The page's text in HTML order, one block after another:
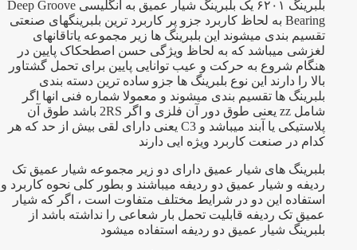
بلبرینگ ۶۲۰۱ یک بلبرینگ شیار عمیق به انگلیسی Deep Groove
Bearing به لحاظ کاربرد جزو پر کاربرد ترین بلبرینگهای صنعتی
تقسیم بندی میشوند این بلبرینگ ها زیر مجموعه یاتاقانهای
لغزشی میباشد که به لحاظ ویژگی حسن اصطحکاک پایین در
هنگام شروع به حرکت و عیب توانایی پایین برای تحمل گشتاور
بالا را دارند این نوع بلبرینگ ها جزو ساده ترین دسته بندی
بلبرینگ ها تقسیم بندی میشوند و معمولا شماره فنی انها اگر
شامل zz یعنی طوق دور آن فلزی و اگر 2RS باشد طوق آن
پلاستیکی یا آبند میباشد و C3 یعنی دارای لقی بیش از حد که هر
کدام در صنعت کاربرد ویژه ایی دارند
بلبرینگ های شیار عمیق دارای دو زیر مجموعه شیار عمیق تک
ردیفه و شیار عمیق دو ردیفه میباشند و بطور کلی نحوه کاربرد و
استفاده این دو در شرایط مختلف متفاوت است ، اگر که شیار
عمیق تک ردیفه قابلیت تحمل بار شعاعی را نداشته باشد از
بلبرینگ شیار عمیق دو ردیفه استفاده میشود